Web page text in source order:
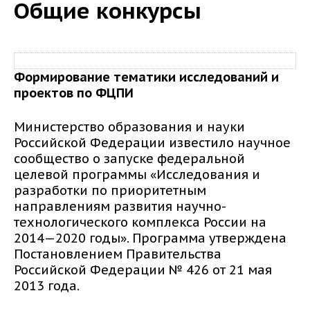
Общие конкурсы
Формирование тематики исследований и
проектов по ФЦПИ
Министерство образования и науки
Российской Федерации известило научное
сообщество о запуске федеральной
целевой программы «Исследования и
разработки по приоритетным
направлениям развития научно-
технологического комплекса России на
2014—2020 годы». Программа утверждена
Постановлением Правительства
Российской Федерации № 426 от 21 мая
2013 года.